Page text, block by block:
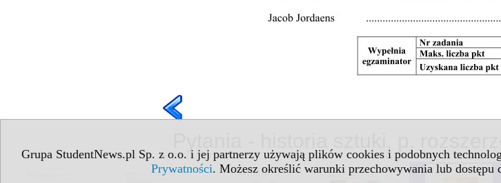
Grupa StudentNews.pl Sp. z o.o. i jej partnerzy używają plików cookies i podobnych
Prywatności. Możesz określić warunki przechowywania lub